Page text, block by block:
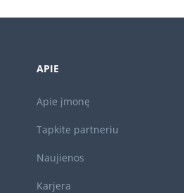
APIE
Apie įmonę
Tapkite partneriu
Naujienos
Karjera